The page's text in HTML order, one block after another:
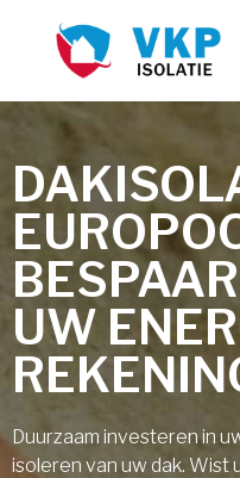
UW
Duurzaam investeren in
isoleren van uw dak.